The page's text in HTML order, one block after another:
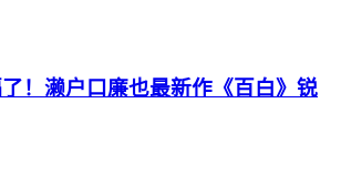
！濑户口廉也最新作《百白》锐